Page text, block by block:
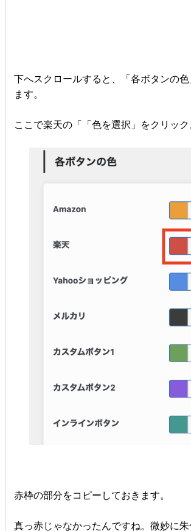
下へスクロールすると、「各ボタンの色
ます。
ここで楽天の「「色を選択」をクリック
赤枠の部分をコピーしておきます。
真っ赤じゃなかったんですね。微妙に朱